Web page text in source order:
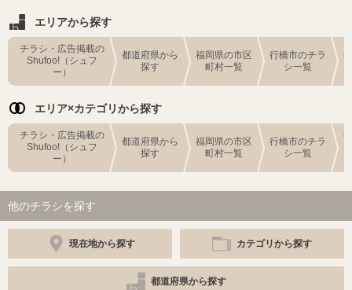
エリアから探す
チラシ・広告掲載の
Shufoo!（シュフ
ー）
都道府県から
探す
福岡県の市区
町村一覧
行橋市のチラ
シ一覧
エリア×カテゴリから探す
チラシ・広告掲載の
Shufoo!（シュフ
ー）
都道府県から
探す
福岡県の市区
町村一覧
行橋市のチラ
シ一覧
他のチラシを探す
現在地から探す カテゴリから探す
都道府県から探す